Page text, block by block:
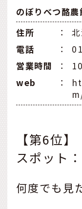
のぼりべつ酪農
住所
：
電話
：
営業時間
：
web
：
【第6位】
スポット
何度でも見